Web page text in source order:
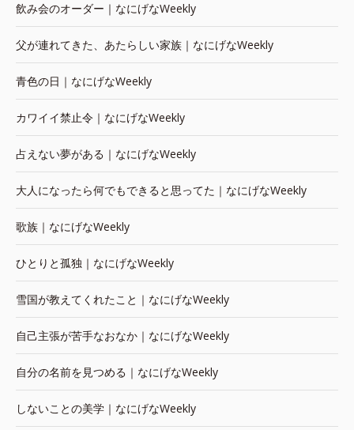
飲み会のオーダー｜なにげなWeekly
父が連れてきた、あたらしい家族｜なにげなWeekly
青色の日｜なにげなWeekly
カワイイ禁止令｜なにげなWeekly
占えない夢がある｜なにげなWeekly
大人になったら何でもできると思ってた｜なにげなWeekly
歌族｜なにげなWeekly
ひとりと孤独｜なにげなWeekly
雪国が教えてくれたこと｜なにげなWeekly
自己主張が苦手なおなか｜なにげなWeekly
自分の名前を見つめる｜なにげなWeekly
しないことの美学｜なにげなWeekly